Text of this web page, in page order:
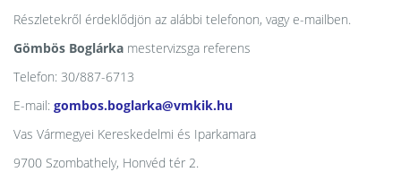
Részletekről érdeklődjön az alábbi telefonon, vagy e-mailben.
Gömbös Boglárka mestervizsga referens
Telefon: 30/887-6713
E-mail: gombos.boglarka@vmkik.hu
Vas Vármegyei Kereskedelmi és Iparkamara
9700 Szombathely, Honvéd tér 2.